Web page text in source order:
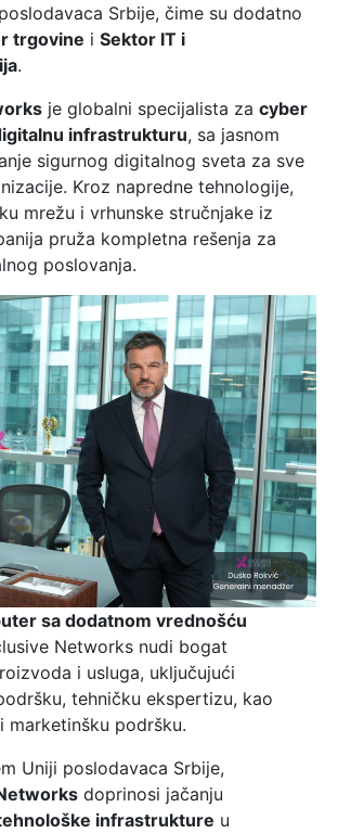
Srbije, čime su dodatno
trgovine i Sektor IT i
.
je globalni specijalista za cyber
infrastrukturu, sa jasnom
sigurnog digitalnog sveta za sve
Kroz napredne tehnologije,
mrežu i vrhunske stručnjake iz
pruža kompletna rešenja za
poslovanja.
sa dodatnom vrednošću
Networks nudi bogat
i usluga, uključujući
tehničku ekspertizu, kao
marketinšku podršku.
Uniji poslodavaca Srbije,
doprinosi jačanju
infrastrukture u